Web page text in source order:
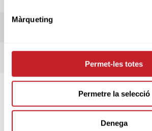
Màrqueting
Permet-les totes
Permetre la selecció
Denega
SPONSORS